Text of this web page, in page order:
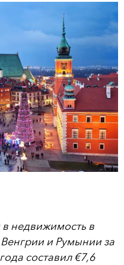
недвижимость в
и Румынии за
составил €7,6